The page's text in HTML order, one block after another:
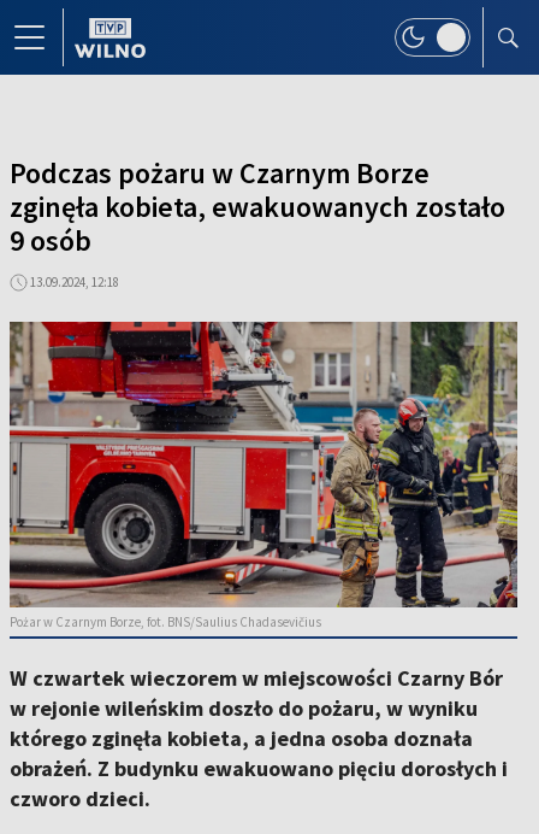
Podczas pożaru w Czarnym Borze
zginęła kobieta, ewakuowanych zostało
9 osób
13.09.2024, 12:18
Pożar w Czarnym Borze, fot. BNS/Saulius Chadasevičius
W czwartek wieczorem w miejscowości Czarny Bór
w rejonie wileńskim doszło do pożaru, w wyniku
którego zginęła kobieta, a jedna osoba doznała
obrażeń. Z budynku ewakuowano pięciu dorosłych i
czworo dzieci.